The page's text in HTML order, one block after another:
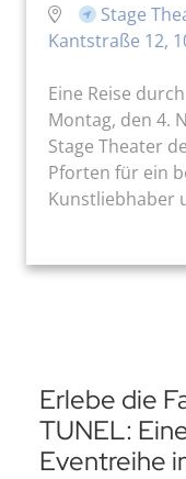
Stage
Kantstraße 12,
Eine Reise
Montag, den 4.
Stage Theater
Pforten für ein
Kunstliebhaber
Erlebe die
TUNEL:
Eventreihe